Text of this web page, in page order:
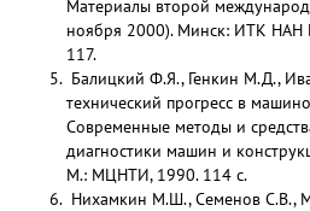
Материалы второй
ноября 2000). Минск: ИТК НАН
117.
Балицкий Ф.Я., Генкин М.Д.,
технический прогресс в
Современные методы и
диагностики машин и
М.: МЦНТИ, 1990. 114 с.
Нихамкин М.Ш., Семенов С.В.,